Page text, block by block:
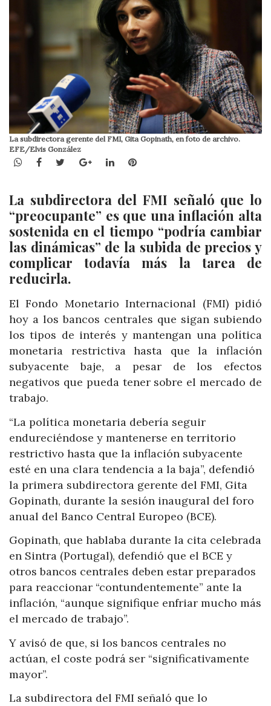
La subdirectora gerente del FMI, Gita Gopinath, en foto de archivo.
EFE/Elvis González
WhatsApp
Facebook
TwitterGoogle+LinkedInPinterest
La subdirectora del FMI señaló que lo
“preocupante” es que una inflación alta
sostenida en el tiempo “podría cambiar
las dinámicas” de la subida de precios y
complicar todavía más la tarea de
reducirla.
El Fondo Monetario Internacional (FMI) pidió
hoy a los bancos centrales que sigan subiendo
los tipos de interés y mantengan una política
monetaria restrictiva hasta que la inflación
subyacente baje, a pesar de los efectos
negativos que pueda tener sobre el mercado de
trabajo.
“La política monetaria debería seguir
endureciéndose y mantenerse en territorio
restrictivo hasta que la inflación subyacente
esté en una clara tendencia a la baja”, defendió
la primera subdirectora gerente del FMI, Gita
Gopinath, durante la sesión inaugural del foro
anual del Banco Central Europeo (BCE).
Gopinath, que hablaba durante la cita celebrada
en Sintra (Portugal), defendió que el BCE y
otros bancos centrales deben estar preparados
para reaccionar “contundentemente” ante la
inflación, “aunque signifique enfriar mucho más
el mercado de trabajo”.
Y avisó de que, si los bancos centrales no
actúan, el coste podrá ser “significativamente
mayor”.
La subdirectora del FMI señaló que lo